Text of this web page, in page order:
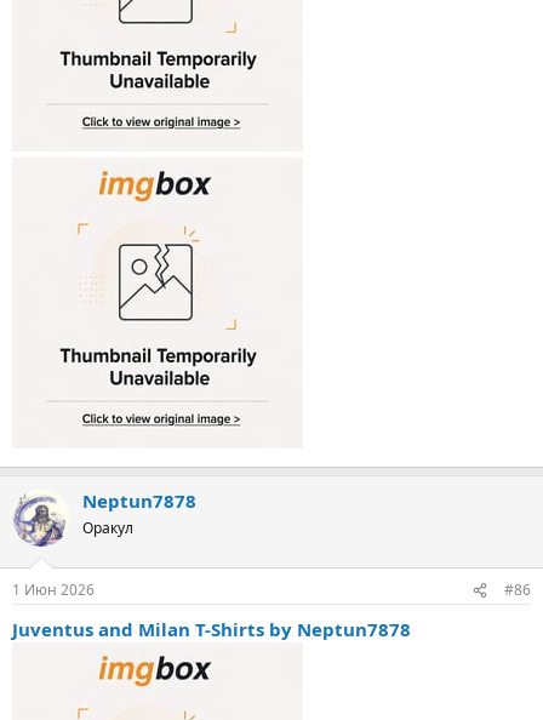
Neptun7878
Оракул
1 Июн 2026 #86
Juventus and Milan T-Shirts by Neptun7878